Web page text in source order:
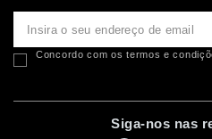
Concordo com os termos e
Siga-nos nas